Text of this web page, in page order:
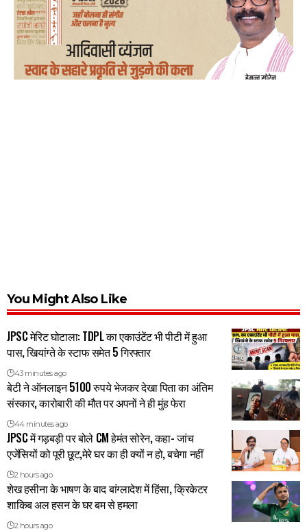
You Might Also Like
JPSC मेरिट घोटाला: TDPL का एकाउंटेंट भी पीटी में हुआ
पास, खियांग्ते के स्टाफ समेत 5 गिरफ्तार
43 minutes ago
बेटी ने ऑनलाइन 5100 रुपये भेजकर देखा पिता का अंतिम
संस्कार, कारोबारी की मौत पर अपनों ने ही मुंह फेरा
44 minutes ago
JPSC में गड़बड़ी पर बोले CM हेमंत सोरेन, कहा- जांच
एजेंसियों को पूरी छूट,मेरे घर का ही क्यों न हो, बचेगा नहीं
2 hours ago
शेख हसीना के भाषण के बाद बांग्लादेश में हिंसा, क्रिकेटर
शाकिब अल हसन के घर बम से हमला
2 hours ago